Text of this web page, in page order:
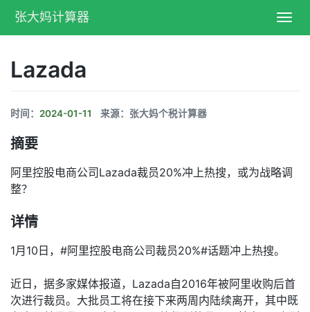
张大妈计算器
Lazada
时间： 2024-01-11 来源：张大妈个税计算器
摘要
阿里控股电商公司Lazada裁员20%冲上热搜，或为战略调
整？
详情
1月10日，#阿里控股电商公司裁员20%#话题冲上热搜。
近日，据多家媒体报道，Lazada自2016年被阿里收购后首
次进行裁员。大批员工将在接下来两周内陆续离开，其中既